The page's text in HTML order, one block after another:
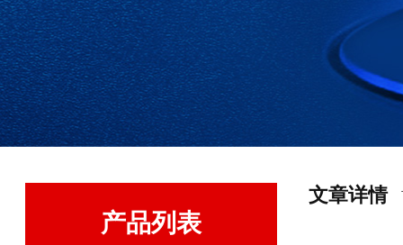
产品列表
文章详情